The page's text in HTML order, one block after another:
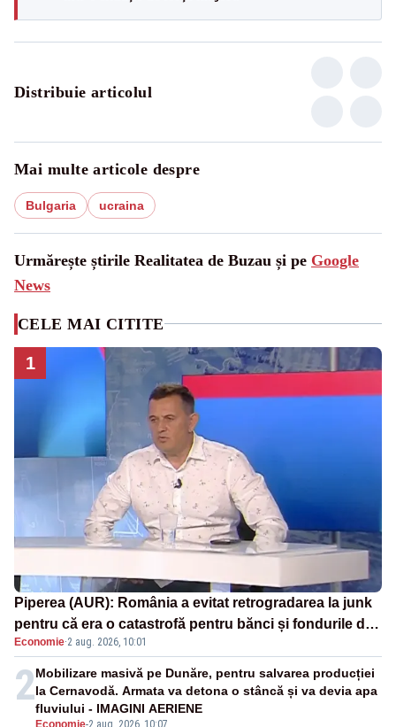
Distribuie articolul
Mai multe articole despre
Bulgaria ucraina
Urmărește știrile Realitatea de Buzau și pe Google
News
CELE MAI CITITE
1
Piperea (AUR): România a evitat retrogradarea la junk
pentru că era o catastrofă pentru bănci și fondurile de
pensii
Economie·2 aug. 2026, 10:01
2
Economie-2 aug. 2026, 10:07
Mobilizare masivă pe Dunăre, pentru salvarea producției
la Cernavodă. Armata va detona o stâncă și va devia apa
fluviului - IMAGINI AERIENE